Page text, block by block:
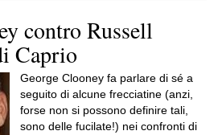
contro Russell
Caprio
George Clooney fa parlare di sé a
seguito di alcune frecciatine (anzi,
forse non si possono definire tali,
sono delle fucilate!) nei confronti di